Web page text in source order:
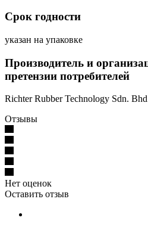
Срок годности
указан на упаковке
Производитель и
претензии потребителей
Richter Rubber Technology Sdn.
Отзывы
Нет оценок
Оставить отзыв